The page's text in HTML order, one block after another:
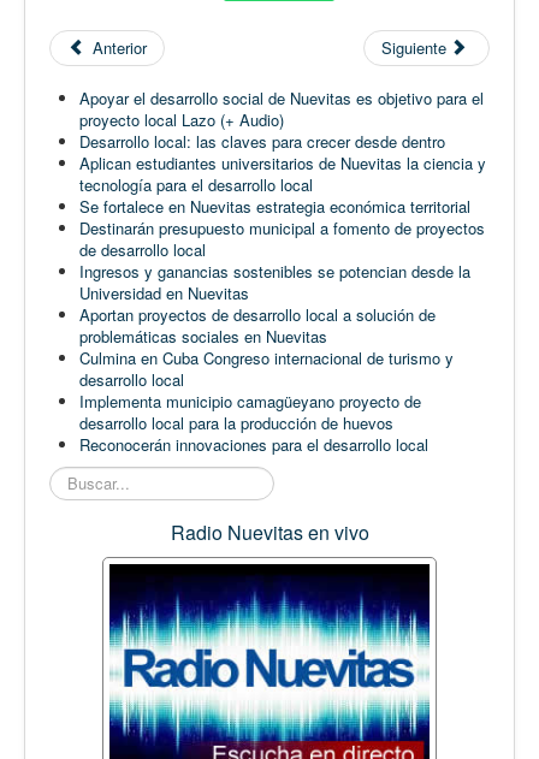
Anterior Siguiente
Apoyar el desarrollo social de Nuevitas es objetivo para el
proyecto local Lazo (+ Audio)
Desarrollo local: las claves para crecer desde dentro
Aplican estudiantes universitarios de Nuevitas la ciencia y
tecnología para el desarrollo local
Se fortalece en Nuevitas estrategia económica territorial
Destinarán presupuesto municipal a fomento de proyectos
de desarrollo local
Ingresos y ganancias sostenibles se potencian desde la
Universidad en Nuevitas
Aportan proyectos de desarrollo local a solución de
problemáticas sociales en Nuevitas
Culmina en Cuba Congreso internacional de turismo y
desarrollo local
Implementa municipio camagüeyano proyecto de
desarrollo local para la producción de huevos
Reconocerán innovaciones para el desarrollo local
Buscar...
Radio Nuevitas en vivo